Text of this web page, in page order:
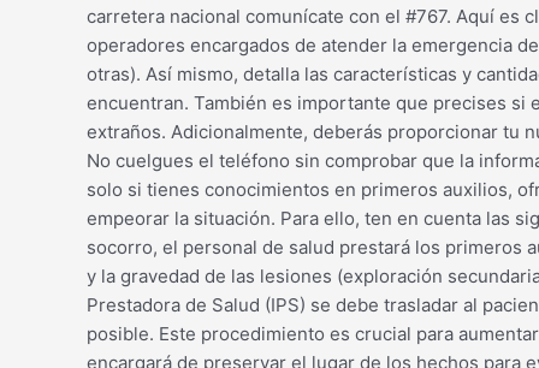
carretera nacional comunícate con el #767. Aquí es
operadores encargados de atender la emergencia
otras). Así mismo, detalla las características y
encuentran. También es importante que precises
extraños. Adicionalmente, deberás proporcionar tu
No cuelgues el teléfono sin comprobar que la
solo si tienes conocimientos en primeros auxilios,
empeorar la situación. Para ello, ten en cuenta las
socorro, el personal de salud prestará los primeros
y la gravedad de las lesiones (exploración
Prestadora de Salud (IPS) se debe trasladar al
posible. Este procedimiento es crucial para
encargará de preservar el lugar de los hechos para